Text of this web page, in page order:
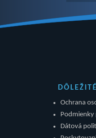
Ochrana
Dátová